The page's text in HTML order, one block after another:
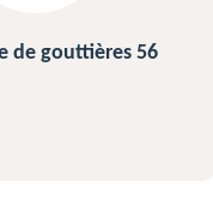
et pose de gouttière